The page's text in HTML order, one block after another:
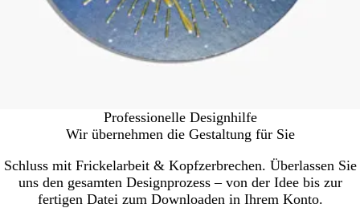
Professionelle Designhilfe
Wir übernehmen die Gestaltung für Sie
Schluss mit Frickelarbeit & Kopfzerbrechen. Überlassen Sie
uns den gesamten Designprozess – von der Idee bis zur
fertigen Datei zum Downloaden in Ihrem Konto.